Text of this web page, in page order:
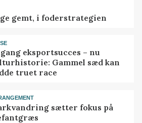
gemt, i foderstrategien
eksportsucces – nu
Gammel sæd kan
truet race
sætter fokus på